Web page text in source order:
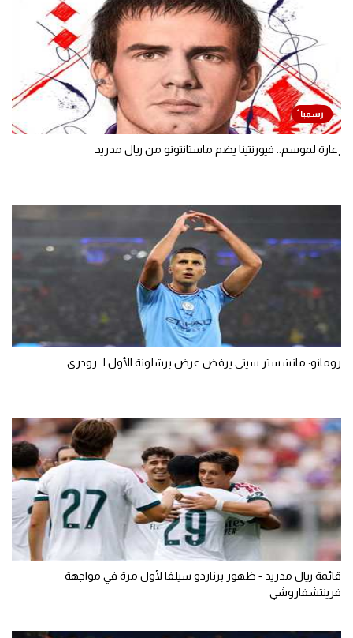
إعارة لموسم.. فيورنتينا يضم ماستانتونو من ريال مدريد
رومانو: مانشستر سيتي يرفض عرض برشلونة الأول لـ رودري
قائمة ريال مدريد - ظهور برناردو سيلفا لأول مرة في مواجهة
فرينتشفاروشي